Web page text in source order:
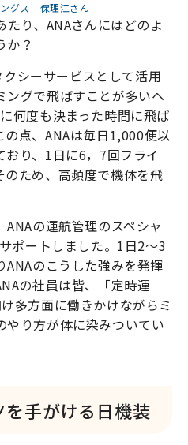
ングス 保理江さん
たり、ANAさんにはどのよ
か？
シーサービスとして活用
ングで飛ばすことが多いヘ
何度も決まった時間に飛ば
点、ANAは毎日1,000便以
り、1日に6，7回フライ
のため、高頻度で機体を飛
の運航管理のスペシャ
ポートしました。1日2～3
のこうした強みを発揮
の社員は皆、「定時運
多方面に働きかけながらミ
やり方が体に染みついてい
手がける日機装